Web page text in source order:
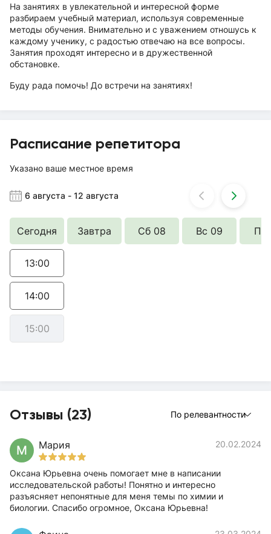
На занятиях в увлекательной и интересной форме
разбираем учебный материал, используя современные
методы обучения. Внимательно и с уважением отношусь к
каждому ученику, с радостью отвечаю на все вопросы.
Занятия проходят интересно и в дружественной
обстановке.
Буду рада помочь! До встречи на занятиях!
Расписание репетитора
Указано ваше местное время
6 августа - 12 августа
Сегодня Завтра Сб 08 Вс 09 Пн
13:00
14:00
15:00
Отзывы (23) По релевантности
М Мария 20.02.2024
Оксана Юрьевна очень помогает мне в написании
исследовательской работы! Понятно и интересно
разъясняет непонятные для меня темы по химии и
биологии. Спасибо огромное, Оксана Юрьевна!